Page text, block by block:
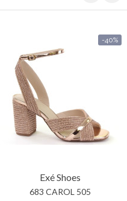
-40%
Exé Shoes
683 CAROL 505